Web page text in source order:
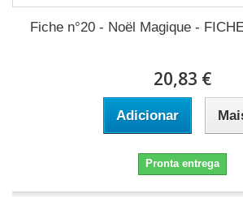
Fiche n°20 - Noël Magique -
20,83 €
Adicionar
Pronta entrega